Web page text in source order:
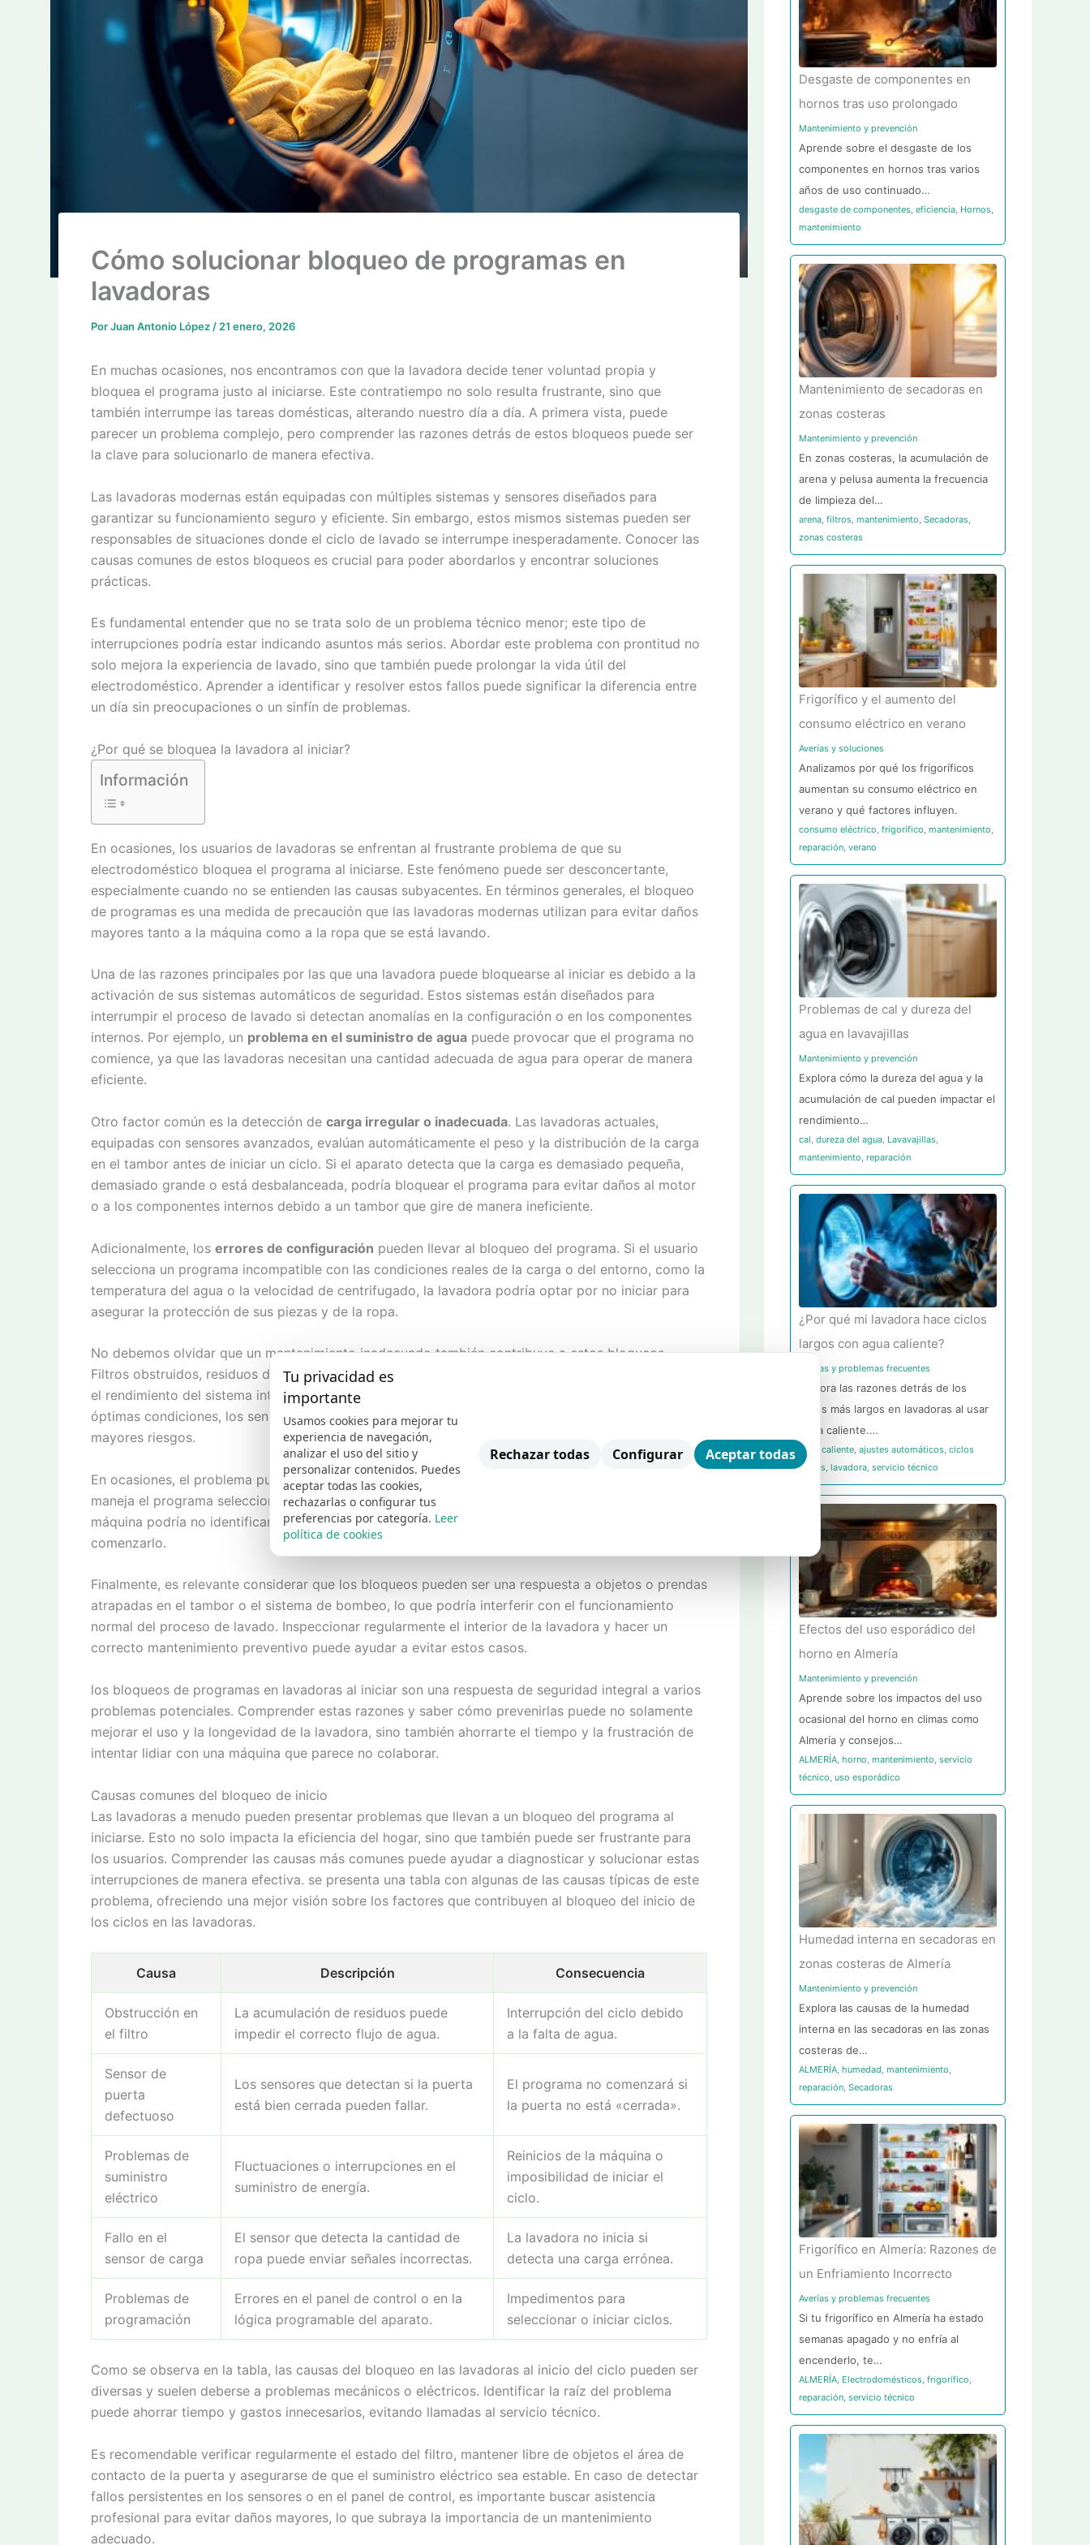
Cómo solucionar bloqueo de programas en
lavadoras
PorJuan Antonio López / 21 enero, 2026
En muchas ocasiones, nos encontramos con que la lavadora decide tener voluntad propia y
bloquea el programa justo al iniciarse. Este contratiempo no solo resulta frustrante, sino que
también interrumpe las tareas domésticas, alterando nuestro día a día. A primera vista, puede
parecer un problema complejo, pero comprender las razones detrás de estos bloqueos puede ser
la clave para solucionarlo de manera efectiva.
Las lavadoras modernas están equipadas con múltiples sistemas y sensores diseñados para
garantizar su funcionamiento seguro y eficiente. Sin embargo, estos mismos sistemas pueden ser
responsables de situaciones donde el ciclo de lavado se interrumpe inesperadamente. Conocer las
causas comunes de estos bloqueos es crucial para poder abordarlos y encontrar soluciones
prácticas.
Es fundamental entender que no se trata solo de un problema técnico menor; este tipo de
interrupciones podría estar indicando asuntos más serios. Abordar este problema con prontitud no
solo mejora la experiencia de lavado, sino que también puede prolongar la vida útil del
electrodoméstico. Aprender a identificar y resolver estos fallos puede significar la diferencia entre
un día sin preocupaciones o un sinfín de problemas.
¿Por qué se bloquea la lavadora al iniciar?
Información
En ocasiones, los usuarios de lavadoras se enfrentan al frustrante problema de que su
electrodoméstico bloquea el programa al iniciarse. Este fenómeno puede ser desconcertante,
especialmente cuando no se entienden las causas subyacentes. En términos generales, el bloqueo
de programas es una medida de precaución que las lavadoras modernas utilizan para evitar daños
mayores tanto a la máquina como a la ropa que se está lavando.
Una de las razones principales por las que una lavadora puede bloquearse al iniciar es debido a la
activación de sus sistemas automáticos de seguridad. Estos sistemas están diseñados para
interrumpir el proceso de lavado si detectan anomalías en la configuración o en los componentes
internos. Por ejemplo, un problema en el suministro de agua puede provocar que el programa no
comience, ya que las lavadoras necesitan una cantidad adecuada de agua para operar de manera
eficiente.
Otro factor común es la detección de carga irregular o inadecuada. Las lavadoras actuales,
equipadas con sensores avanzados, evalúan automáticamente el peso y la distribución de la carga
en el tambor antes de iniciar un ciclo. Si el aparato detecta que la carga es demasiado pequeña,
demasiado grande o está desbalanceada, podría bloquear el programa para evitar daños al motor
o a los componentes internos debido a un tambor que gire de manera ineficiente.
Adicionalmente, los errores de configuración pueden llevar al bloqueo del programa. Si el usuario
selecciona un programa incompatible con las condiciones reales de la carga o del entorno, como la
temperatura del agua o la velocidad de centrifugado, la lavadora podría optar por no iniciar para
asegurar la protección de sus piezas y de la ropa.
No debemos olvidar que un mantenimiento inadecuado también contribuye a estos bloqueos.
Filtros obstruidos, residuos de detergente en exceso o juntas de goma desgastadas pueden afectar
el rendimiento del sistema interno de la lavadora. Cuando alguno de estos componentes no está en
óptimas condiciones, los sensores internos pueden disparar un bloqueo del programa para prevenir
mayores riesgos.
En ocasiones, el problema puede ser técnico, como un fallo en la
maneja el programa seleccionado por el usuario. Si esta placa no funciona correctamente, la
máquina podría no identificar las órdenes apropiadas, resultando en el bloqueo del ciclo antes de
comenzarlo.
Finalmente, es relevante considerar que los bloqueos pueden ser una respuesta a objetos o prendas
atrapadas en el tambor o el sistema de bombeo, lo que podría interferir con el funcionamiento
normal del proceso de lavado. Inspeccionar regularmente el interior de la lavadora y hacer un
correcto mantenimiento preventivo puede ayudar a evitar estos casos.
los bloqueos de programas en lavadoras al iniciar son una respuesta de seguridad integral a varios
problemas potenciales. Comprender estas razones y saber cómo prevenirlas puede no solamente
mejorar el uso y la longevidad de la lavadora, sino también ahorrarte el tiempo y la frustración de
intentar lidiar con una máquina que parece no colaborar.
Causas comunes del bloqueo de inicio
Las lavadoras a menudo pueden presentar problemas que llevan a un bloqueo del programa al
iniciarse. Esto no solo impacta la eficiencia del hogar, sino que también puede ser frustrante para
los usuarios. Comprender las causas más comunes puede ayudar a diagnosticar y solucionar estas
interrupciones de manera efectiva. se presenta una tabla con algunas de las causas típicas de este
problema, ofreciendo una mejor visión sobre los factores que contribuyen al bloqueo del inicio de
los ciclos en las lavadoras.
Causa Descripción Consecuencia
Obstrucción en
el filtro
La acumulación de residuos puede
impedir el correcto flujo de agua.
Interrupción del ciclo debido
a la falta de agua.
Sensor de
puerta
defectuoso
Los sensores que detectan si la puerta
está bien cerrada pueden fallar.
El programa no comenzará si
la puerta no está «cerrada».
Problemas de
suministro
eléctrico
Fluctuaciones o interrupciones en el
suministro de energía.
Reinicios de la máquina o
imposibilidad de iniciar el
ciclo.
Fallo en el
sensor de carga
El sensor que detecta la cantidad de
ropa puede enviar señales incorrectas.
La lavadora no inicia si
detecta una carga errónea.
Problemas de
programación
Errores en el panel de control o en la
lógica programable del aparato.
Impedimentos para
seleccionar o iniciar ciclos.
Como se observa en la tabla, las causas del bloqueo en las lavadoras al inicio del ciclo pueden ser
diversas y suelen deberse a problemas mecánicos o eléctricos. Identificar la raíz del problema
puede ahorrar tiempo y gastos innecesarios, evitando llamadas al servicio técnico.
Es recomendable verificar regularmente el estado del filtro, mantener libre de objetos el área de
contacto de la puerta y asegurarse de que el suministro eléctrico sea estable. En caso de detectar
fallos persistentes en los sensores o en el panel de control, es importante buscar asistencia
profesional para evitar daños mayores, lo que subraya la importancia de un mantenimiento
adecuado.
Desgaste de componentes en
hornos tras uso prolongado
Mantenimiento y prevención
Aprende sobre el desgaste de los
componentes en hornos tras varios
años de uso continuado…
desgaste de componentes, eficiencia, Hornos,
mantenimiento
Mantenimiento de secadoras en
zonas costeras
Mantenimiento y prevención
En zonas costeras, la acumulación de
arena y pelusa aumenta la frecuencia
de limpieza del…
arena, filtros, mantenimiento, Secadoras,
zonas costeras
Frigorífico y el aumento del
consumo eléctrico en verano
Averías y soluciones
Analizamos por qué los frigoríficos
aumentan su consumo eléctrico en
verano y qué factores influyen.
consumo eléctrico, frigorífico, mantenimiento,
reparación, verano
Problemas de cal y dureza del
agua en lavavajillas
Mantenimiento y prevención
Explora cómo la dureza del agua y la
acumulación de cal pueden impactar el
rendimiento…
cal, dureza del agua, Lavavajillas,
mantenimiento, reparación
¿Por qué mi lavadora hace ciclos
largos con agua caliente?
Averías y problemas frecuentes
Explora las razones detrás de los
ciclos más largos en lavadoras al usar
agua caliente.…
agua caliente, ajustes automáticos, ciclos
largos, lavadora, servicio técnico
Efectos del uso esporádico del
horno en Almería
Mantenimiento y prevención
Aprende sobre los impactos del uso
ocasional del horno en climas como
Almería y consejos…
ALMERÍA, horno, mantenimiento, servicio
técnico, uso esporádico
Humedad interna en secadoras en
zonas costeras de Almería
Mantenimiento y prevención
Explora las causas de la humedad
interna en las secadoras en las zonas
costeras de…
ALMERÍA, humedad, mantenimiento,
reparación, Secadoras
Frigorífico en Almería: Razones de
un Enfriamiento Incorrecto
Averías y problemas frecuentes
Si tu frigorífico en Almería ha estado
semanas apagado y no enfría al
encenderlo, te…
ALMERÍA, Electrodomésticos, frigorífico,
reparación, servicio técnico
Tu privacidad es
importante
Usamos cookies para mejorar tu
experiencia de navegación,
analizar el uso del sitio y
personalizar contenidos. Puedes
aceptar todas las cookies,
rechazarlas o configurar tus
preferencias por categoría. Leer
política de cookies
Rechazar todas Configurar Aceptar todas